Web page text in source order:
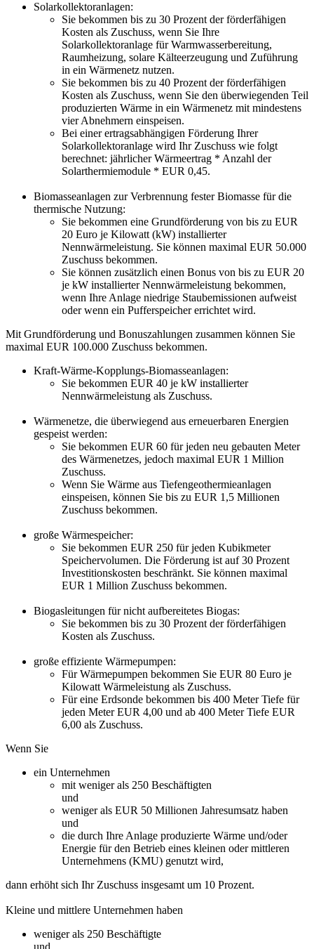
Solarkollektoranlagen:
Sie bekommen bis zu 30 Prozent der förderfähigen
Kosten als Zuschuss, wenn Sie Ihre
Solarkollektoranlage für Warmwasserbereitung,
Raumheizung, solare Kälteerzeugung und Zuführung
in ein Wärmenetz nutzen.
Sie bekommen bis zu 40 Prozent der förderfähigen
Kosten als Zuschuss, wenn Sie den überwiegenden Teil
produzierten Wärme in ein Wärmenetz mit mindestens
vier Abnehmern einspeisen.
Bei einer ertragsabhängigen Förderung Ihrer
Solarkollektoranlage wird Ihr Zuschuss wie folgt
berechnet: jährlicher Wärmeertrag * Anzahl der
Solarthermiemodule * EUR 0,45.
Biomasseanlagen zur Verbrennung fester Biomasse für die
thermische Nutzung:
Sie bekommen eine Grundförderung von bis zu EUR
20 Euro je Kilowatt (kW) installierter
Nennwärmeleistung. Sie können maximal EUR 50.000
Zuschuss bekommen.
Sie können zusätzlich einen Bonus von bis zu EUR 20
je kW installierter Nennwärmeleistung bekommen,
wenn Ihre Anlage niedrige Staubemissionen aufweist
oder wenn ein Pufferspeicher errichtet wird.
Mit Grundförderung und Bonuszahlungen zusammen können Sie
maximal EUR 100.000 Zuschuss bekommen.
Kraft-Wärme-Kopplungs-Biomasseanlagen:
Sie bekommen EUR 40 je kW installierter
Nennwärmeleistung als Zuschuss.
Wärmenetze, die überwiegend aus erneuerbaren Energien
gespeist werden:
Sie bekommen EUR 60 für jeden neu gebauten Meter
des Wärmenetzes, jedoch maximal EUR 1 Million
Zuschuss.
Wenn Sie Wärme aus Tiefengeothermieanlagen
einspeisen, können Sie bis zu EUR 1,5 Millionen
Zuschuss bekommen.
große Wärmespeicher:
Sie bekommen EUR 250 für jeden Kubikmeter
Speichervolumen. Die Förderung ist auf 30 Prozent
Investitionskosten beschränkt. Sie können maximal
EUR 1 Million Zuschuss bekommen.
Biogasleitungen für nicht aufbereitetes Biogas:
Sie bekommen bis zu 30 Prozent der förderfähigen
Kosten als Zuschuss.
große effiziente Wärmepumpen:
Für Wärmepumpen bekommen Sie EUR 80 Euro je
Kilowatt Wärmeleistung als Zuschuss.
Für eine Erdsonde bekommen bis 400 Meter Tiefe für
jeden Meter EUR 4,00 und ab 400 Meter Tiefe EUR
6,00 als Zuschuss.
Wenn Sie
ein Unternehmen
mit weniger als 250 Beschäftigten
und
weniger als EUR 50 Millionen Jahresumsatz haben
und
die durch Ihre Anlage produzierte Wärme und/oder
Energie für den Betrieb eines kleinen oder mittleren
Unternehmens (KMU) genutzt wird,
dann erhöht sich Ihr Zuschuss insgesamt um 10 Prozent.
Kleine und mittlere Unternehmen haben
weniger als 250 Beschäftigte